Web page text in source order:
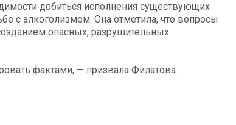
добиться исполнения существующих
с алкоголизмом. Она отметила, что вопросы
опасных, разрушительных
фактами, — призвала Филатова.